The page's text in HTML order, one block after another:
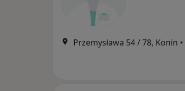
Przemysława 54 / 78, Konin •